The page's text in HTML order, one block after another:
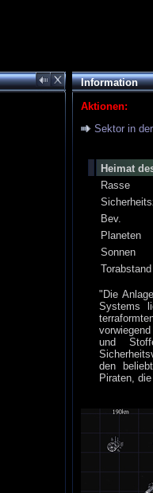
Information
Aktionen:
Sektor in
Heimat
Rasse
Bev.
Planeten
Sonnen
Torabstand
"Die
Systems
und
den
Piraten,